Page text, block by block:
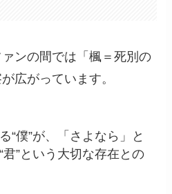
ンの間では「楓＝死別の
広がっています。
“僕”が、「さよなら」と
”という大切な存在との